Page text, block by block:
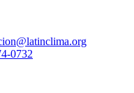
0732